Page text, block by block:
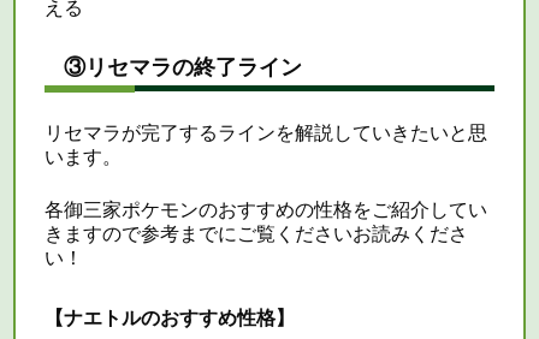
える
③リセマラの終了ライン
リセマラが完了するラインを解説していきたいと思
います。
各御三家ポケモンのおすすめの性格をご紹介してい
きますので参考までにご覧くださいお読みくださ
い！
【ナエトルのおすすめ性格】